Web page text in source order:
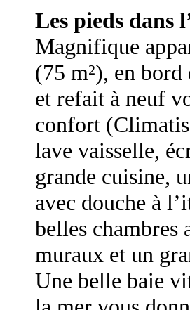
Les pieds dans
Magnifique
(75 m²), en
et refait à neuf
confort
lave vaisselle,
grande cuisine,
avec douche à
belles chambres
muraux et un
Une belle baie